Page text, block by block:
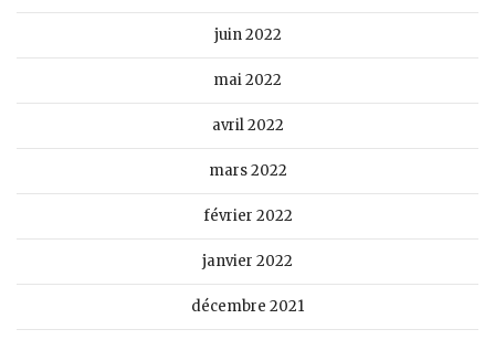
juin 2022
mai 2022
avril 2022
mars 2022
février 2022
janvier 2022
décembre 2021